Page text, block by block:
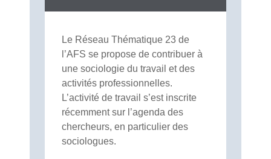
Le Réseau Thématique 23 de
l’AFS se propose de contribuer à
une sociologie du travail et des
activités professionnelles.
L’activité de travail s’est inscrite
récemment sur l’agenda des
chercheurs, en particulier des
sociologues.